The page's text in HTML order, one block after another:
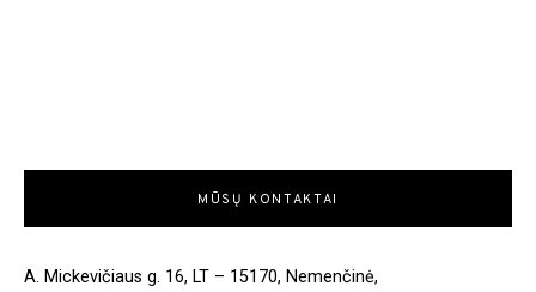
MŪSŲ KONTAKTAI
A. Mickevičiaus g. 16, LT – 15170, Nemenčinė,